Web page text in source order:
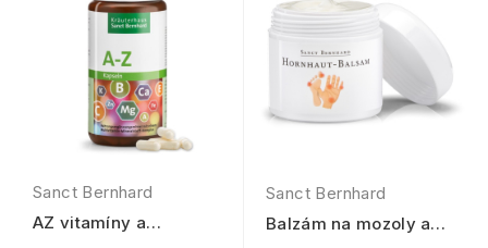
Sanct Bernhard
AZ vitamíny a
Sanct Bernhard
Balzám na mozoly a